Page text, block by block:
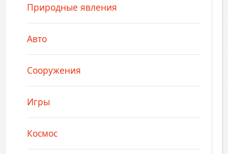
Природные явления
Авто
Сооружения
Игры
Космос